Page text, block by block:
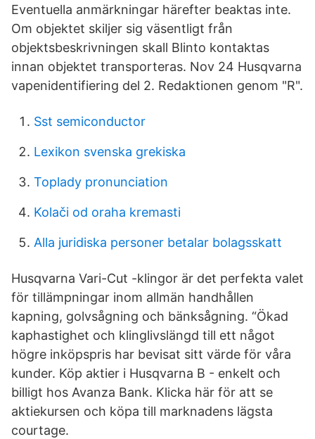
Eventuella anmärkningar härefter beaktas inte.
Om objektet skiljer sig väsentligt från
objektsbeskrivningen skall Blinto kontaktas
innan objektet transporteras. Nov 24 Husqvarna
vapenidentifiering del 2. Redaktionen genom "R".
Sst semiconductor
Lexikon svenska grekiska
Toplady pronunciation
Kolači od oraha kremasti
Alla juridiska personer betalar bolagsskatt
Husqvarna Vari-Cut -klingor är det perfekta valet
för tillämpningar inom allmän handhållen
kapning, golvsågning och bänksågning. “Ökad
kaphastighet och klinglivslängd till ett något
högre inköpspris har bevisat sitt värde för våra
kunder. Köp aktier i Husqvarna B - enkelt och
billigt hos Avanza Bank. Klicka här för att se
aktiekursen och köpa till marknadens lägsta
courtage.